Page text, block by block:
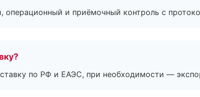
операционный и приёмочный контроль с
по РФ и ЕАЭС, при необходимости —